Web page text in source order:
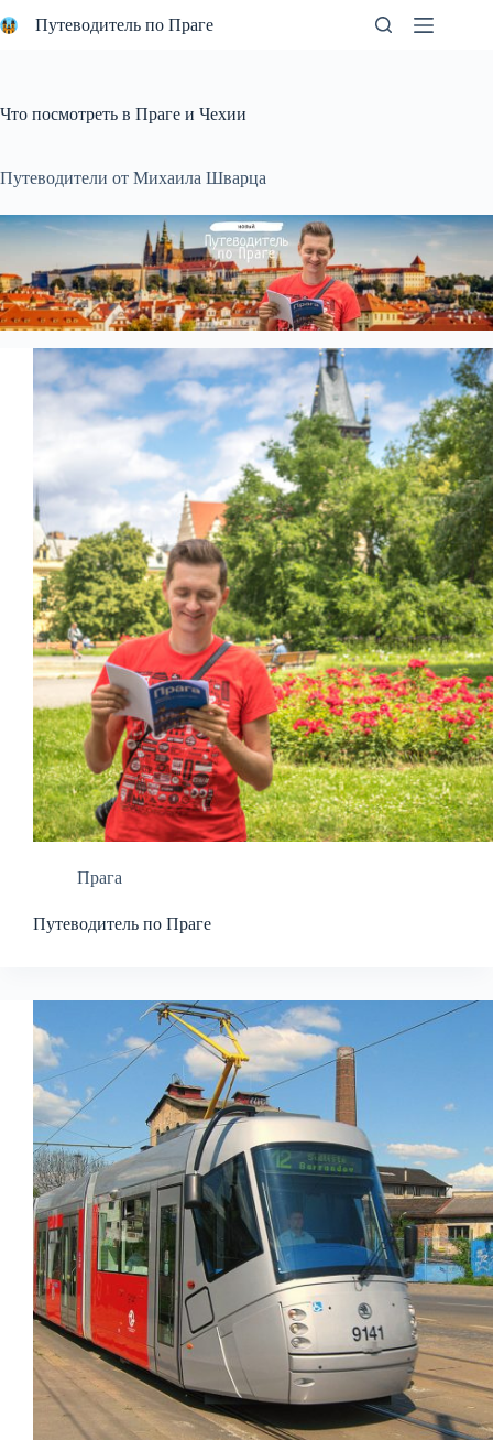
к
Путеводитель по Праге
Что посмотреть в Праге и Чехии
Путеводители от Михаила Шварца
Прага
Путеводитель по Праге